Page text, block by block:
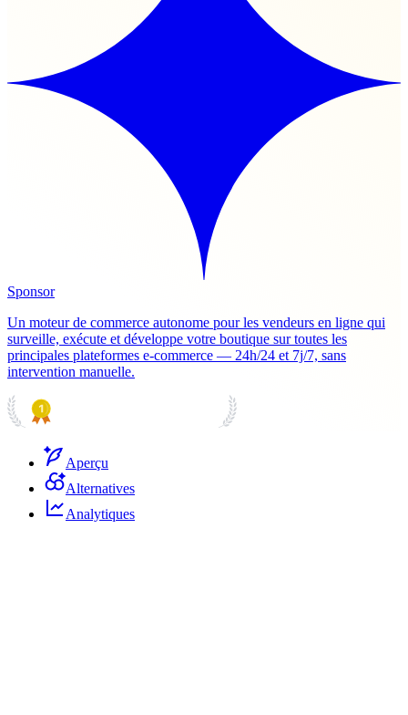
Sponsor
Un moteur de commerce autonome pour les vendeurs en ligne qui
surveille, exécute et développe votre boutique sur toutes les
principales plateformes e-commerce — 24h/24 et 7j/7, sans
intervention manuelle.
Aperçu
Alternatives
Analytiques